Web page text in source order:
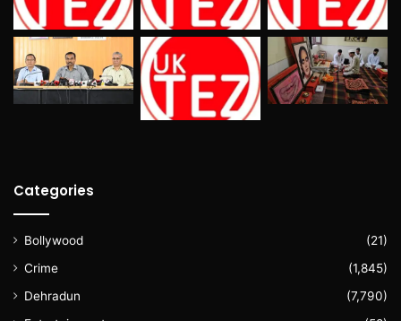
Categories
Bollywood
(21)
Crime
(1,845)
Dehradun
(7,790)